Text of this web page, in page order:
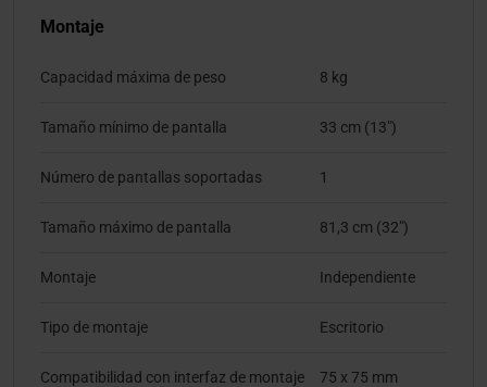
Montaje
Capacidad máxima de peso 8 kg
Tamaño mínimo de pantalla 33 cm (13")
Número de pantallas soportadas 1
Tamaño máximo de pantalla 81,3 cm (32")
Montaje Independiente
Tipo de montaje Escritorio
Compatibilidad con interfaz de montaje
75 x 75 mm